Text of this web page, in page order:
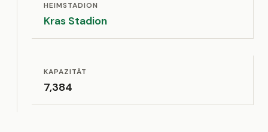
HEIMSTADION
Kras Stadion
KAPAZITÄT
7,384